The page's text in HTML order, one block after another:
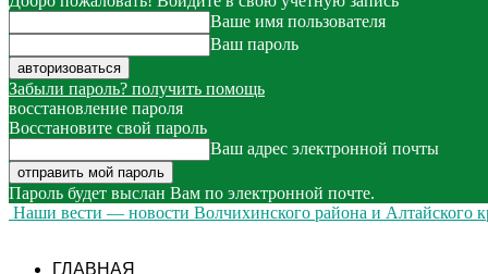
Ваше имя пользователя
Ваш пароль
Забыли пароль? получить помощь
восстановление пароля
Восстановите свой пароль
Ваш адрес электронной почты
Пароль будет выслан Вам по электронной почте.
Наши вести — новости Волчихинского района и Алтайского
ГЛАВНАЯ